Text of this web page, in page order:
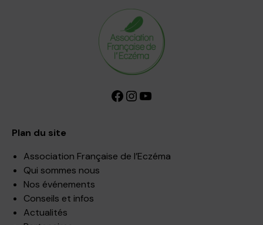
Facebook InstagramYouTube
Plan du site
Association Française de l’Eczéma
Qui sommes nous
Nos événements
Conseils et infos
Actualités